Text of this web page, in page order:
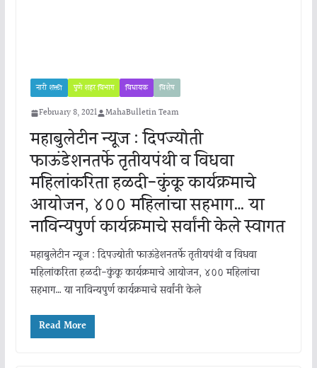
नारी शक्ती पुणे शहर विभाग विधायक विशेष
February 8, 2021 MahaBulletin Team
महाबुलेटीन न्यूज : दिपज्योती
फाऊंडेशनतर्फे तृतीयपंथी व विधवा
महिलांकरिता हळदी-कुंकू कार्यक्रमाचे
आयोजन, ४०० महिलांचा सहभाग… या
नाविन्यपुर्ण कार्यक्रमाचे सर्वांनी केले स्वागत
महाबुलेटीन न्यूज : दिपज्योती फाऊंडेशनतर्फे तृतीयपंथी व विधवा
महिलांकरिता हळदी-कुंकू कार्यक्रमाचे आयोजन, ४०० महिलांचा
सहभाग… या नाविन्यपुर्ण कार्यक्रमाचे सर्वांनी केले
Read More